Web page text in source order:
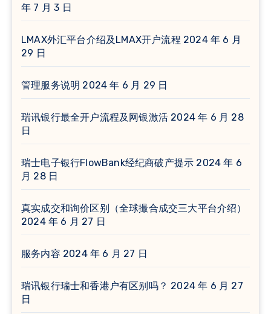
年 7 月 3 日
LMAX外汇平台介绍及LMAX开户流程 2024 年 6 月
29 日
管理服务说明 2024 年 6 月 29 日
瑞讯银行最全开户流程及网银激活 2024 年 6 月 28
日
瑞士电子银行FlowBank经纪商破产提示 2024 年 6
月 28 日
真实成交和询价区别（全球撮合成交三大平台介绍）
2024 年 6 月 27 日
服务内容 2024 年 6 月 27 日
瑞讯银行瑞士和香港户有区别吗？ 2024 年 6 月 27
日